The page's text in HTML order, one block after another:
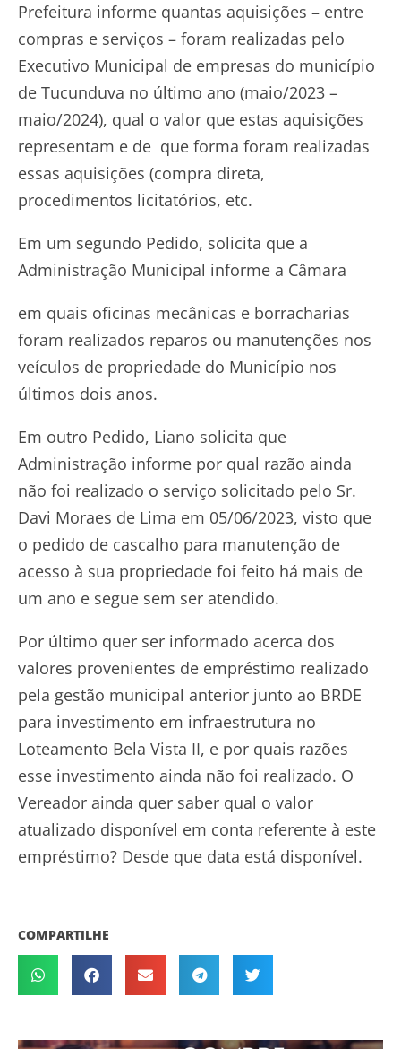
Prefeitura informe quantas aquisições – entre
compras e serviços – foram realizadas pelo
Executivo Municipal de empresas do município
de Tucunduva no último ano (maio/2023 –
maio/2024), qual o valor que estas aquisições
representam e de que forma foram realizadas
essas aquisições (compra direta,
procedimentos licitatórios, etc.
Em um segundo Pedido, solicita que a
Administração Municipal informe a Câmara
em quais oficinas mecânicas e borracharias
foram realizados reparos ou manutenções nos
veículos de propriedade do Município nos
últimos dois anos.
Em outro Pedido, Liano solicita que
Administração informe por qual razão ainda
não foi realizado o serviço solicitado pelo Sr.
Davi Moraes de Lima em 05/06/2023, visto que
o pedido de cascalho para manutenção de
acesso à sua propriedade foi feito há mais de
um ano e segue sem ser atendido.
Por último quer ser informado acerca dos
valores provenientes de empréstimo realizado
pela gestão municipal anterior junto ao BRDE
para investimento em infraestrutura no
Loteamento Bela Vista II, e por quais razões
esse investimento ainda não foi realizado. O
Vereador ainda quer saber qual o valor
atualizado disponível em conta referente à este
empréstimo? Desde que data está disponível.
COMPARTILHE